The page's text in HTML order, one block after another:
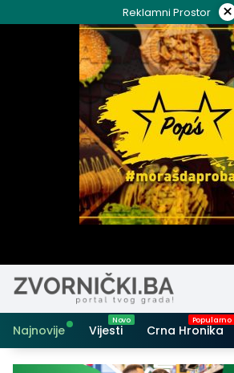
to
Reklamni Prostor ×
Najnovije Vijesti Crna Hronika